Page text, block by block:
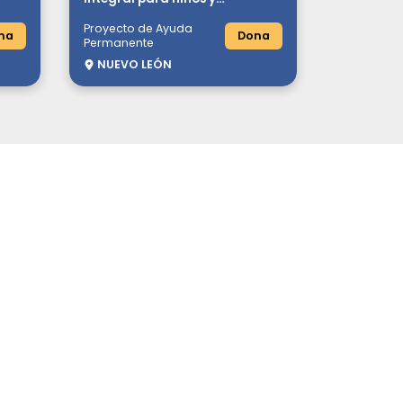
vulnerable
Proyecto de Ayuda
Permanente
Dona
NUEVO LEÓN